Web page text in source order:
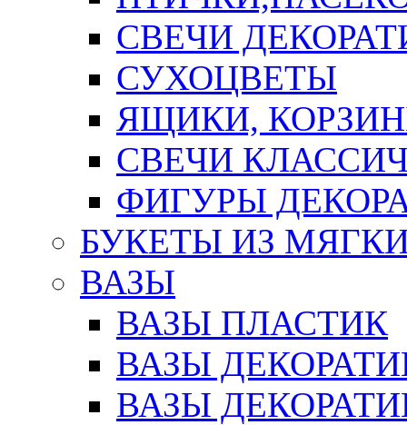
СВЕЧИ
СУХОЦВЕТЫ
ЯЩИКИ,
СВЕЧИ
ФИГУРЫ
БУКЕТЫ ИЗ
ВАЗЫ
ВАЗЫ ПЛАСТИК
ВАЗЫ
ВАЗЫ